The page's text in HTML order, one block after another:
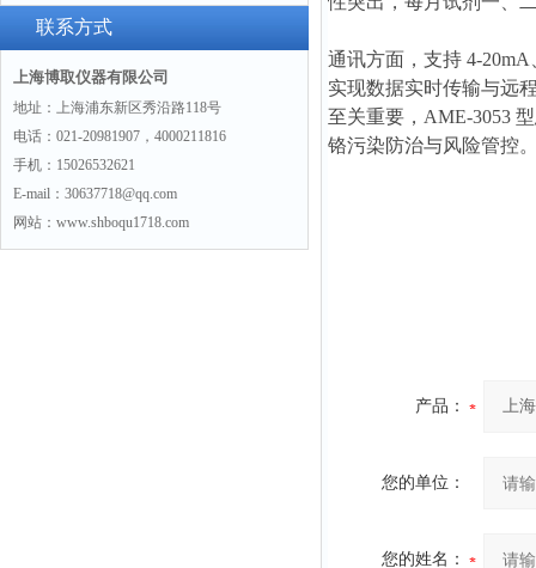
检定要求
联系方式
上海博取仪器有限公司
地址：上海浦东新区秀沿路118号
电话：021-20981907，4000211816
手机：15026532621
E-mail：30637718@qq.com
网站：www.shboqu1718.com
通讯方面，支持 4-
实现数据实时传输与远
至关重要，AME-3053
铬污染防治与风险管控
产品：
您的单位：
您的姓名：